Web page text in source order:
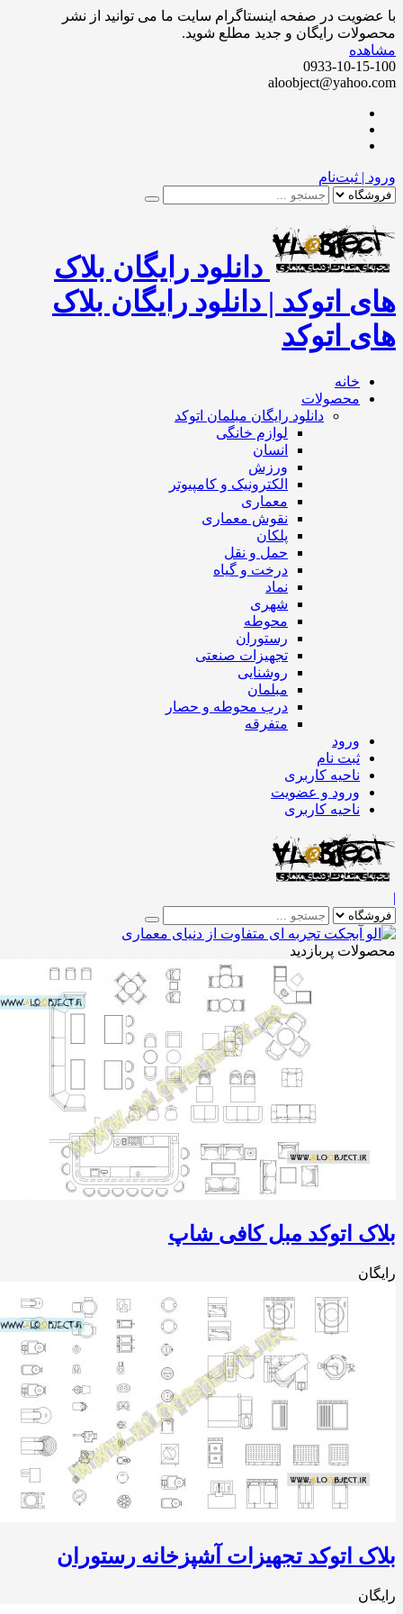
در صفحه اینستاگرام سایت ما می توانید از نشر
رایگان و جدید مطلع شوید.
0933-10-
| ثبت‌نام
دانلود رایگان بلاک
اتوکد | دانلود رایگان بلاک
اتوکد
خانه
محصولات
دانلود رایگان مبلمان اتوکد
لوازم خانگی
انسان
ورزش
الکترونیک و کامپیوتر
معماری
نقوش معماری
پلکان
حمل و نقل
درخت و گیاه
نماد
شهری
محوطه
رستوران
تجهیزات صنعتی
روشنایی
مبلمان
درب محوطه و حصار
متفرقه
ورود
ثبت نام
ناحیه کاربری
ورود و عضویت
ناحیه کاربری
پربازدید
اتوکد مبل کافی شاپ
اتوکد تجهیزات آشپزخانه رستوران